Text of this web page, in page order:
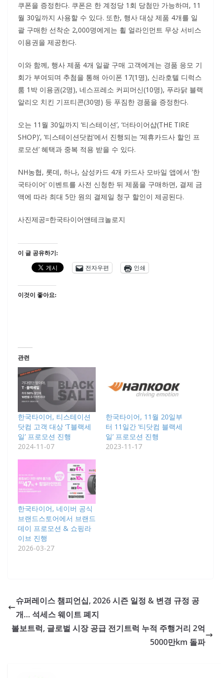
쿠폰을 증정한다. 쿠폰은 한 계정당 1회 당첨만 가능하며, 11
월 30일까지 사용할 수 있다. 또한, 행사 대상 제품 4개를 일
괄 구매한 선착순 2,000명에게는 휠 얼라인먼트 무상 서비스
이용권을 제공한다.
이와 함께, 행사 제품 4개 일괄 구매 고객에게는 경품 응모 기
회가 부여되며 추첨을 통해 아이폰 17(1명), 신라호텔 디럭스
룸 1박 이용권(2명), 네스프레소 커피머신(10명), 푸라닭 블랙
알리오 치킨 기프티콘(30명) 등 푸짐한 경품을 증정한다.
오는 11월 30일까지 ‘티스테이션’, ‘더타이어샵(THE TIRE
SHOP)’, ‘티스테이션닷컴’에서 진행되는 ‘제휴카드사 할인 프
로모션’ 혜택과 중복 적용 받을 수 있다.
NH농협, 롯데, 하나, 삼성카드 4개 카드사 모바일 앱에서 ‘한
국타이어’ 이벤트를 사전 신청한 뒤 제품을 구매하면, 결제 금
액에 따라 최대 5만 원의 결제일 청구 할인이 제공된다.
사진제공=한국타이어앤테크놀로지
이 글 공유하기:
전자우편
인쇄
이것이 좋아요:
관련
한국타이어, 티스테이션
닷컴 고객 대상 ‘T블랙세
일’ 프로모션 진행
2024-11-07
한국타이어, 11월 20일부
터 11일간 ‘티닷컴 블랙세
일’ 프로모션 진행
2023-11-17
한국타이어, 네이버 공식
브랜드스토어에서 브랜드
데이 프로모션 & 쇼핑라
이브 진행
2026-03-27
슈퍼레이스 챔피언십, 2026 시즌 일정 & 변경 규정 공
개… 석세스 웨이트 폐지
볼보트럭, 글로벌 시장 공급 전기트럭 누적 주행거리 2억
5000만km 돌파